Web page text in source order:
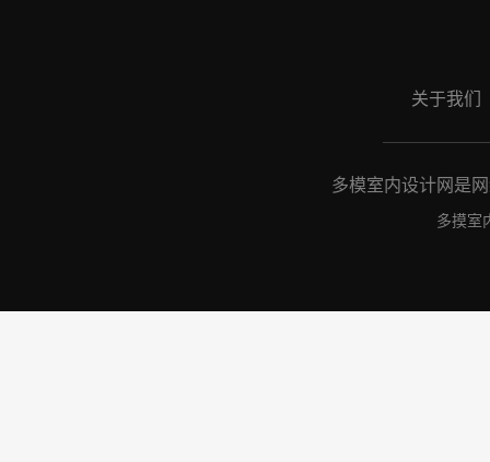
关于我们
多模室内设计网是
多摸室